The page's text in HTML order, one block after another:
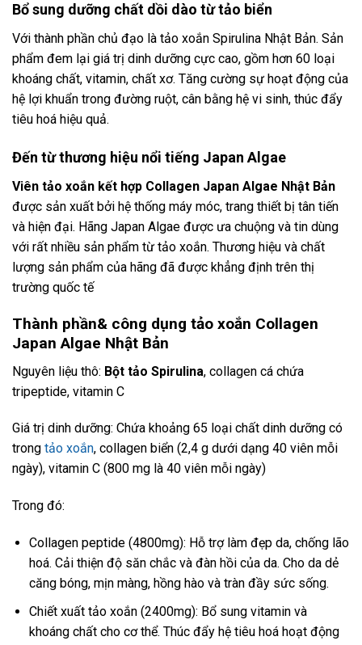
Bổ sung dưỡng chất dồi dào từ tảo biển
Với thành phần chủ đạo là tảo xoắn Spirulina Nhật Bản. Sản
phẩm đem lại giá trị dinh dưỡng cực cao, gồm hơn 60 loại
khoáng chất, vitamin, chất xơ. Tăng cường sự hoạt động của
hệ lợi khuẩn trong đường ruột, cân bằng hệ vi sinh, thúc đẩy
tiêu hoá hiệu quả.
Đến từ thương hiệu nổi tiếng Japan Algae
Viên tảo xoắn kết hợp Collagen Japan Algae Nhật Bản
được sản xuất bởi hệ thống máy móc, trang thiết bị tân tiến
và hiện đại. Hãng Japan Algae được ưa chuộng và tin dùng
với rất nhiều sản phẩm từ tảo xoắn. Thương hiệu và chất
lượng sản phẩm của hãng đã được khẳng định trên thị
trường quốc tế
Thành phần& công dụng tảo xoắn Collagen
Japan Algae Nhật Bản
Nguyên liệu thô: Bột tảo Spirulina, collagen cá chứa
tripeptide, vitamin C
Giá trị dinh dưỡng: Chứa khoảng 65 loại chất dinh dưỡng có
trong tảo xoắn, collagen biển (2,4 g dưới dạng 40 viên mỗi
ngày), vitamin C (800 mg là 40 viên mỗi ngày)
Trong đó:
Collagen peptide (4800mg): Hỗ trợ làm đẹp da, chống lão
hoá. Cải thiện độ săn chắc và đàn hồi của da. Cho da dẻ
căng bóng, mịn màng, hồng hào và tràn đầy sức sống.
Chiết xuất tảo xoắn (2400mg): Bổ sung vitamin và
khoáng chất cho cơ thể. Thúc đẩy hệ tiêu hoá hoạt động